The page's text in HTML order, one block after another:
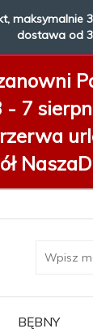
maksymalnie
dostawa od
- 7
BĘBNY